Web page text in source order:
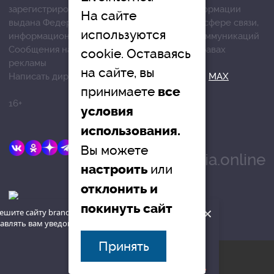
сайту brandrussia.online
вам уведомления на рабочий
Запретить
×
зарегистрированных средств массовой информации
выдана Федеральной службой по надзору в сфере связи,
информационных технологий и массовых коммуникаций
Сообщения на сером фоне размещены на правах
рекламы
Написать директору в телеграм@mazov MAX
16+
E-mail:
info@brandrussia.online
© «Бренды России», 2015
На сайте
используются
cookie. Оставаясь
на сайте, вы
принимаете все
условия
использования.
Вы можете
настроить или
отклонить и
покинуть сайт
Принять